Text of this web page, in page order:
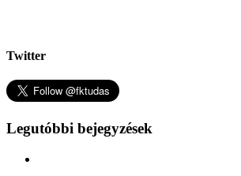
Twitter
Legutóbbi bejegyzések